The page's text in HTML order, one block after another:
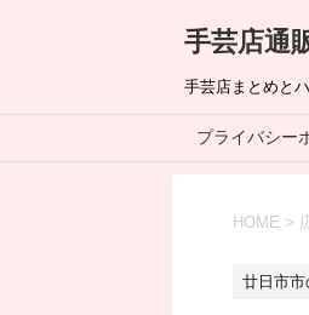
手芸店通
手芸店まとめと
プライバシー
HOME >
廿日市市